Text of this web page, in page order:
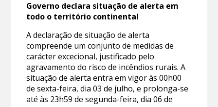
Governo declara situação de alerta em
todo o território continental
A declaração de situação de alerta
compreende um conjunto de medidas de
carácter excecional, justificado pelo
agravamento do risco de incêndios rurais. A
situação de alerta entra em vigor às 00h00
de sexta-feira, dia 03 de julho, e prolonga-se
até às 23h59 de segunda-feira, dia 06 de